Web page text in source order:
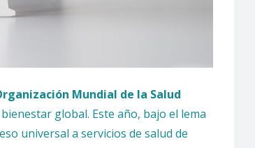
Mundial de la Salud
global. Este año, bajo el lema
universal a servicios de salud de